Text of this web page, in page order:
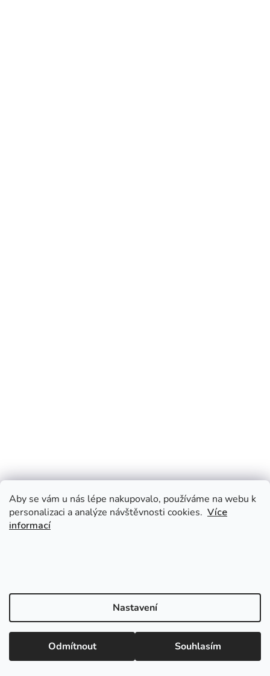
Aby se vám u nás lépe nakupovalo, používáme na webu k
personalizaci a analýze návštěvnosti cookies. Více
informací
Nastavení
Odmítnout Souhlasím